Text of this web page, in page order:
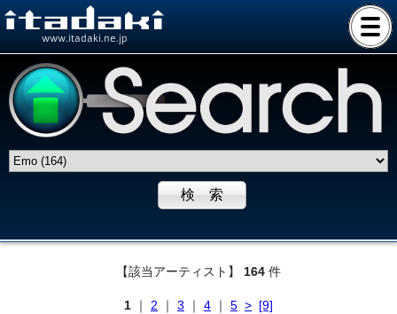
www.itadaki.ne.jp
【該当アーティスト】 164 件
1 ｜ 2 ｜ 3 ｜ 4 ｜ 5 > [9]